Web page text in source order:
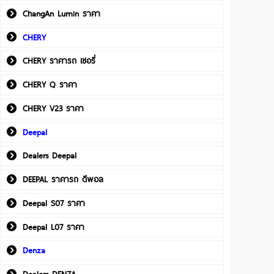
ChangAn Lumin ราคา
CHERY
CHERY ราคารถ เชอรี่
CHERY Q ราคา
CHERY V23 ราคา
Deepal
Dealers Deepal
DEEPAL ราคารถ ดีพอล
Deepal S07 ราคา
Deepal L07 ราคา
Denza